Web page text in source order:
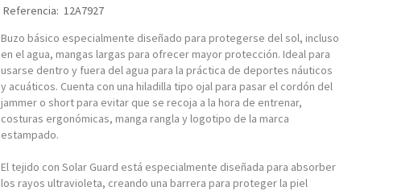
Referencia: 12A7927
Buzo básico especialmente diseñado para protegerse del sol, incluso
en el agua, mangas largas para ofrecer mayor protección. Ideal para
usarse dentro y fuera del agua para la práctica de deportes náuticos
y acuáticos. Cuenta con una hiladilla tipo ojal para pasar el cordón del
jammer o short para evitar que se recoja a la hora de entrenar,
costuras ergonómicas, manga rangla y logotipo de la marca
estampado.
El tejido con Solar Guard está especialmente diseñada para absorber
los rayos ultravioleta, creando una barrera para proteger la piel